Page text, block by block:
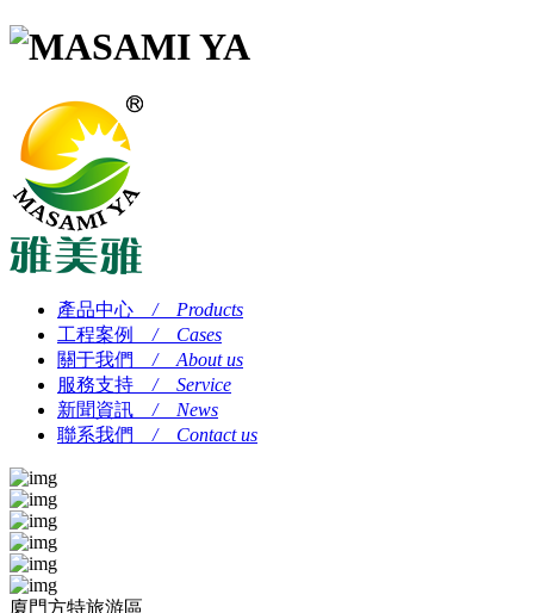
產品中心 / Products
工程案例
/ Cases
關于我們
/ About us
服務支持 / Service
新聞資訊 / News
聯系我們
/ Contact us
廈門方特旅游區